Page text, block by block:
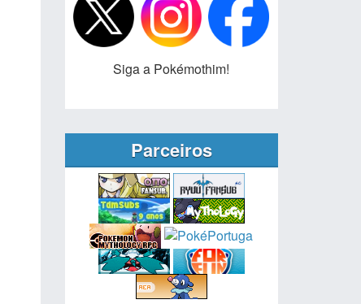
Siga a Pokémothim!
Parceiros